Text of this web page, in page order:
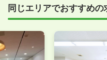
事前に確認することは
付けください！
同じエリアでおすすめの